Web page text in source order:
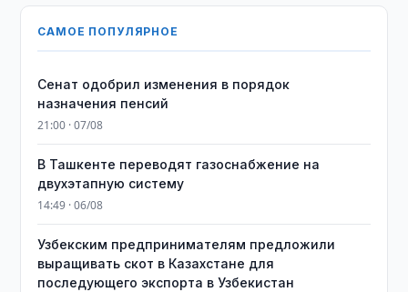
САМОЕ ПОПУЛЯРНОЕ
Сенат одобрил изменения в порядок
назначения пенсий
21:00 · 07/08
В Ташкенте переводят газоснабжение на
двухэтапную систему
14:49 · 06/08
Узбекским предпринимателям предложили
выращивать скот в Казахстане для
последующего экспорта в Узбекистан